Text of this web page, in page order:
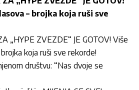
– brojka koja ruši sve
„HYPE ZVEZDE“ JE GOTOV! Više
koja ruši sve rekorde!
društvu: “Nas dvoje se